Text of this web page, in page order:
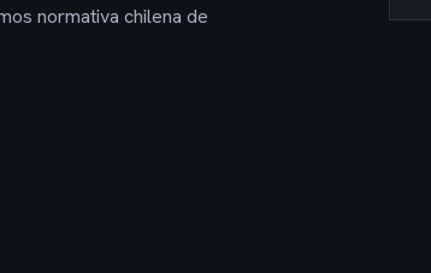
normativa chilena de